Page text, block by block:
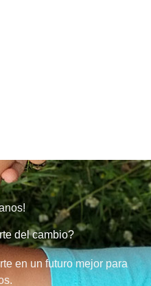
del cambio?
en un futuro mejor para